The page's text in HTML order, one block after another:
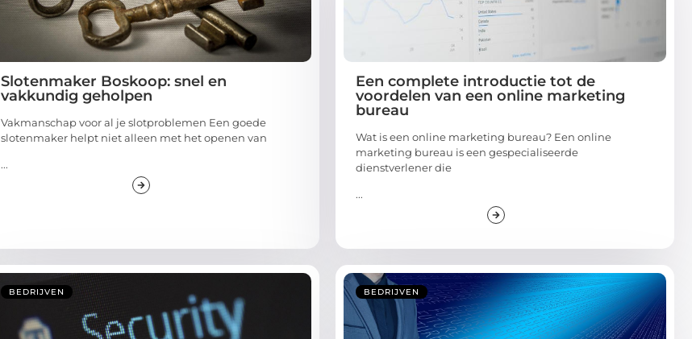
Slotenmaker Boskoop: snel en
vakkundig geholpen
Vakmanschap voor al je slotproblemen Een goede
slotenmaker helpt niet alleen met het openen van
...
Een complete introductie tot de
voordelen van een online marketing
bureau
Wat is een online marketing bureau? Een online
marketing bureau is een gespecialiseerde
dienstverlener die
...
BEDRIJVEN BEDRIJVEN